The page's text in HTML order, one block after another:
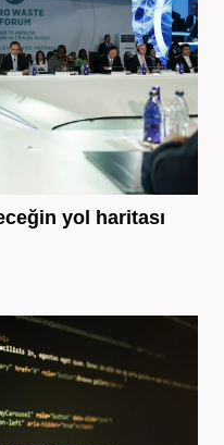
yol haritası